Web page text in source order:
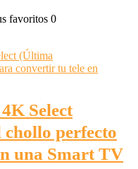
favoritos 0
Select
perfecto
una Smart TV